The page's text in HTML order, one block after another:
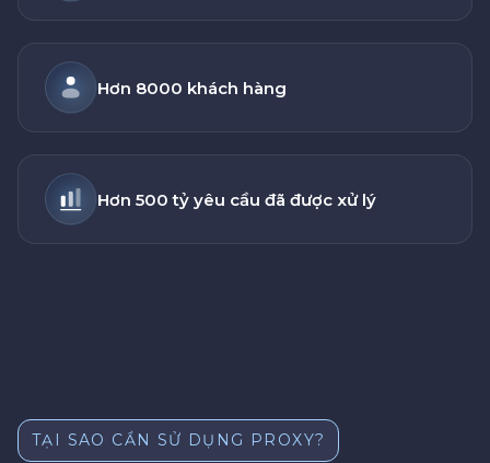
Hơn 8000 khách hàng
Hơn 500 tỷ yêu cầu đã được xử lý
TẠI SAO CẦN SỬ DỤNG PROXY?